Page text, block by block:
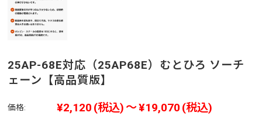
25AP-68E対応（25AP68E）むとひろ ソーチ
ェーン【高品質版】
価格: ¥2,120 (税込) ～¥19,070 (税込)